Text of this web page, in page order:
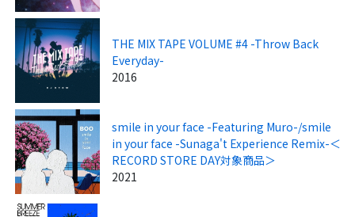
THE MIX TAPE VOLUME #4 -Throw Back
Everyday-
2016
smile in your face -Featuring Muro-/smile
in your face -Sunaga't Experience Remix-＜
RECORD STORE DAY対象商品＞
2021